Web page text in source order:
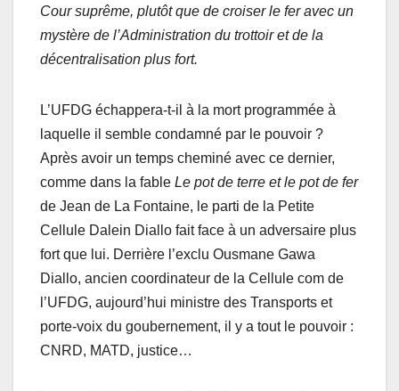
Cour suprême, plutôt que de croiser le fer avec un
mystère de l’Administration du trottoir et de la
décentralisation plus fort.
L’UFDG échappera-t-il à la mort programmée à
laquelle il semble condamné par le pouvoir ?
Après avoir un temps cheminé avec ce dernier,
comme dans la fable Le pot de terre et le pot de fer
de Jean de La Fontaine, le parti de la Petite
Cellule Dalein Diallo fait face à un adversaire plus
fort que lui. Derrière l’exclu Ousmane Gawa
Diallo, ancien coordinateur de la Cellule com de
l’UFDG, aujourd’hui ministre des Transports et
porte-voix du goubernement, il y a tout le pouvoir :
CNRD, MATD, justice…